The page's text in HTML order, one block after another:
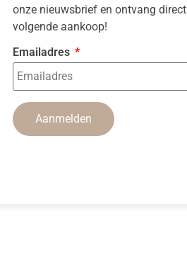
onze nieuwsbrief en ontvang direct
volgende aankoop!
Emailadres
Aanmelden